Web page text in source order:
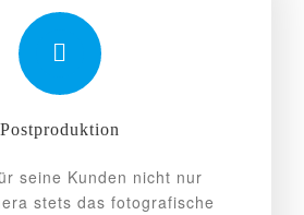
Postproduktion
seine Kunden nicht nur
stets das fotografische